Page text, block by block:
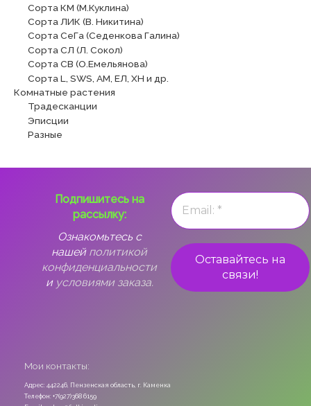
Сорта КМ (М.Куклина)
Сорта ЛИК (В. Никитина)
Сорта СеГа (Седенкова Галина)
Сорта СЛ (Л. Сокол)
Сорта СВ (О.Емельянова)
Сорта L, SWS, АМ, ЕЛ, ХН и др.
Комнатные растения
Традесканции
Эписции
Разные
Подпишитесь на
рассылку:
Ознакомьтесь с
нашей политикой
конфиденциальности
и условиями заказа.
Мои контакты:
Адрес: 442246, Пензенская область, г. Каменка
Телефон: +7(927)368 6159